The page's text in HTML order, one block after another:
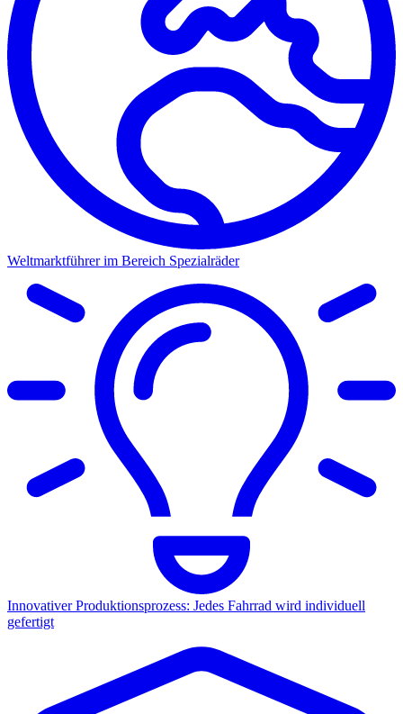
Weltmarktführer im Bereich Spezialräder
Innovativer Produktionsprozess: Jedes Fahrrad wird individuell
gefertigt